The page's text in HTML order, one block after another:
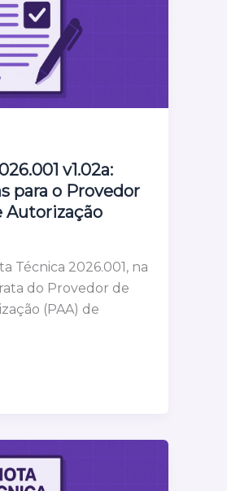
v1.02a:
para o Provedor
Autorização
Técnica 2026.001, na
do Provedor de
(PAA) de